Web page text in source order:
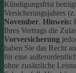
Kündigungsfrist
Versicherungsjahres
November. Hinweis:
Ihres Vertrags die
Vorversicherung
haben Sie das Recht
für eine
ohne zusätzliche